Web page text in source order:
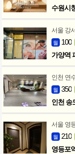
수원시
서울 강
월 100
가양역
인천 연
월 350
인천 송
서울 영
월 210
영등포